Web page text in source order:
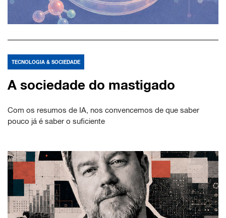
TECNOLOGIA & SOCIEDADE
A sociedade do mastigado
Com os resumos de IA, nos convencemos de que saber
pouco já é saber o suficiente